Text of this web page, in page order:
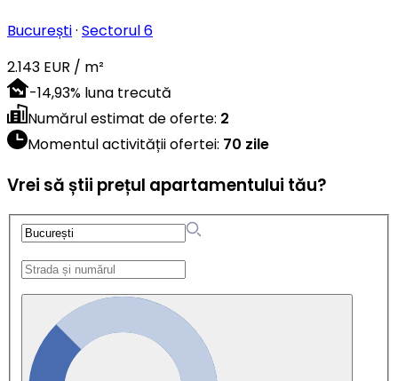
București· Sectorul 6
2.143 EUR / m²
-14,93% luna trecută
Numărul estimat de oferte: 2
Momentul activității ofertei: 70 zile
Vrei să știi prețul apartamentului tău?